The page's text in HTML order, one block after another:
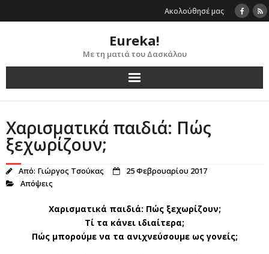
to
Ακολούθησέ μας
Eureka!
Με τη ματιά του Δασκάλου
Χαρισματικά παιδιά: Πώς
ξεχωρίζουν;
Από: Γιώργος Τσούκας
25 Φεβρουαρίου 2017
Απόψεις
Χαρισματικά παιδιά: Πώς ξεχωρίζουν;
Τί τα κάνει ιδιαίτερα;
Πώς μπορούμε να τα ανιχνεύσουμε ως γονείς;